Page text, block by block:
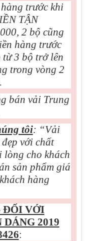
trước khi
TẬN
2 bộ cũng
hàng trước
3 bộ trở lên
trong vòng 2
bán vải Trung
tôi: “Vải
với chất
lòng cho khách
sản phẩm giá
hàng
ĐỐI VỚI
2019
: